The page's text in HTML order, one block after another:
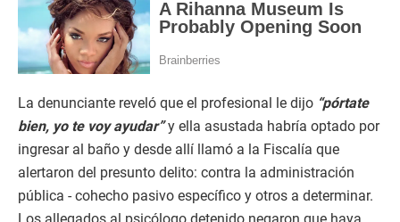
La denunciante reveló que el profesional le dijo “pórtate
bien, yo te voy ayudar”y ella asustada habría optado por
ingresar al baño y desde allí llamó a la Fiscalía que
alertaron del presunto delito: contra la administración
pública - cohecho pasivo específico y otros a determinar.